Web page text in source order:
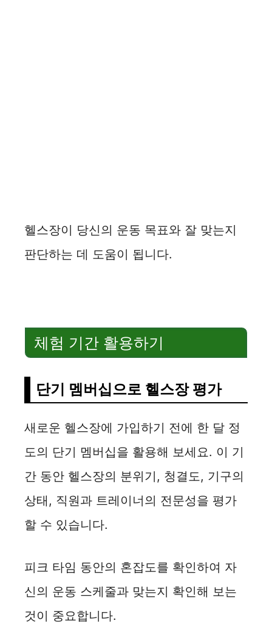
헬스장이 당신의 운동 목표와 잘 맞는지
판단하는 데 도움이 됩니다.
체험 기간 활용하기
단기 멤버십으로 헬스장 평가
새로운 헬스장에 가입하기 전에 한 달 정
도의 단기 멤버십을 활용해 보세요. 이 기
간 동안 헬스장의 분위기, 청결도, 기구의
상태, 직원과 트레이너의 전문성을 평가
할 수 있습니다.
피크 타임 동안의 혼잡도를 확인하여 자
신의 운동 스케줄과 맞는지 확인해 보는
것이 중요합니다.